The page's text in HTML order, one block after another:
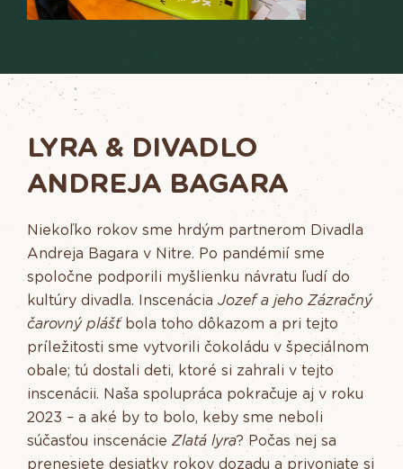
LYRA & DIVADLO
ANDREJA BAGARA
Niekoľko rokov sme hrdým partnerom Divadla
Andreja Bagara v Nitre. Po pandémií sme
spoločne podporili myšlienku návratu ľudí do
kultúry divadla. Inscenácia Jozef a jeho Zázračný
čarovný plášťbola toho dôkazom a pri tejto
príležitosti sme vytvorili čokoládu v špeciálnom
obale; tú dostali deti, ktoré si zahrali v tejto
inscenácii. Naša spolupráca pokračuje aj v roku
2023 – a aké by to bolo, keby sme neboli
súčasťou inscenácie Zlatá lyra? Počas nej sa
prenesiete desiatky rokov dozadu a privoniate si